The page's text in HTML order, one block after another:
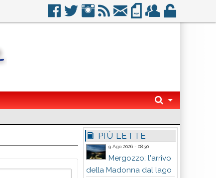
PIÙ LETTE
9 Ago 2026 - 08:30
Mergozzo: l'arrivo
della Madonna dal lago